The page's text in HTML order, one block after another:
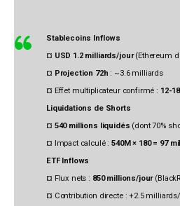
Stablecoins Inflows
¤ USD 1.2 milliards/jour(Ethereum
¤ Projection 72h : ~3.6 milliards
¤ Effet multiplicateur confirmé : 12-
Liquidations de Shorts
¤ 540 millions liquidés (dont 70%
¤ Impact calculé :540M × 180 = 97
ETF Inflows
¤ Flux nets : 850 millions/jour
¤ Contribution directe : +2.5